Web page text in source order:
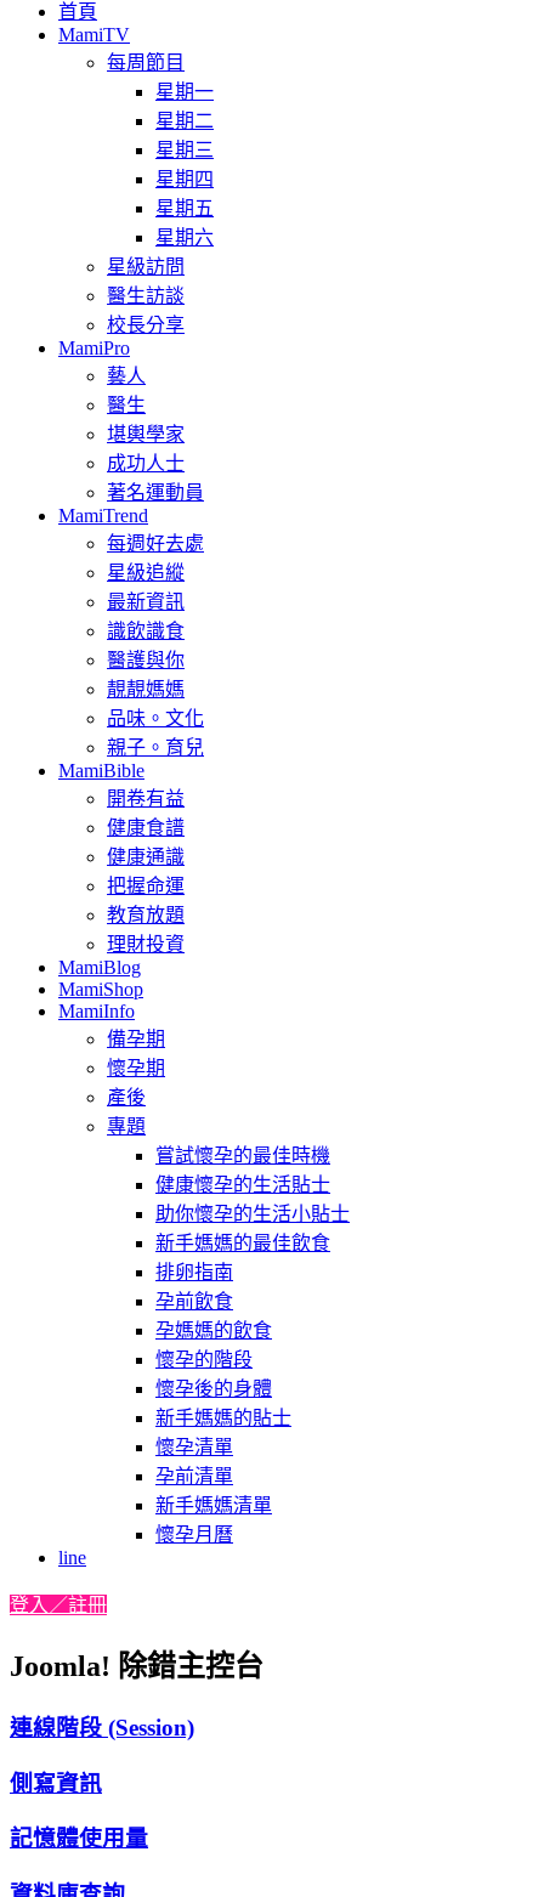
首頁
MamiTV
每周節目
星期一
星期二
星期三
星期四
星期五
星期六
星級訪問
醫生訪談
校長分享
MamiPro
藝人
醫生
堪輿學家
成功人士
著名運動員
MamiTrend
每週好去處
星級追縱
最新資訊
識飲識食
醫護與你
靚靚媽媽
品味。文化
親子。育兒
MamiBible
開卷有益
健康食譜
健康通識
把握命運
教育放題
理財投資
MamiBlog
MamiShop
MamiInfo
備孕期
懷孕期
產後
專題
嘗試懷孕的最佳時機
健康懷孕的生活貼士
助你懷孕的生活小貼士
新手媽媽的最佳飲食
排卵指南
孕前飲食
孕媽媽的飲食
懷孕的階段
懷孕後的身體
新手媽媽的貼士
懷孕清單
孕前清單
新手媽媽清單
懷孕月曆
line
登入／註冊
Joomla! 除錯主控台
連線階段 (Session)
側寫資訊
記憶體使用量